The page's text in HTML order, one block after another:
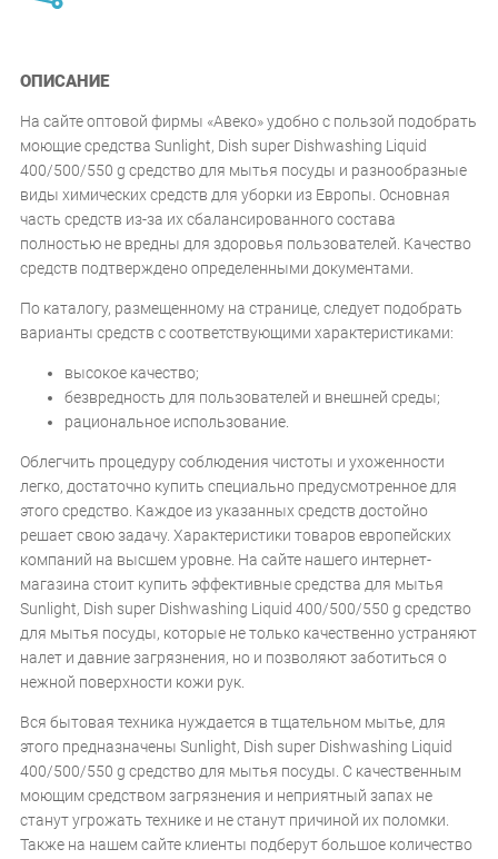
ОПИСАНИЕ
На сайте оптовой фирмы «Авеко» удобно с пользой подобрать
моющие средства Sunlight, Dish super Dishwashing Liquid
400/500/550 g средство для мытья посуды и разнообразные
виды химических средств для уборки из Европы. Основная
часть средств из-за их сбалансированного состава
полностью не вредны для здоровья пользователей. Качество
средств подтверждено определенными документами.
По каталогу, размещенному на странице, следует подобрать
варианты средств с соответствующими характеристиками:
высокое качество;
безвредность для пользователей и внешней среды;
рациональное использование.
Облегчить процедуру соблюдения чистоты и ухоженности
легко, достаточно купить специально предусмотренное для
этого средство. Каждое из указанных средств достойно
решает свою задачу. Характеристики товаров европейских
компаний на высшем уровне. На сайте нашего интернет-
магазина стоит купить эффективные средства для мытья
Sunlight, Dish super Dishwashing Liquid 400/500/550 g средство
для мытья посуды, которые не только качественно устраняют
налет и давние загрязнения, но и позволяют заботиться о
нежной поверхности кожи рук.
Вся бытовая техника нуждается в тщательном мытье, для
этого предназначены Sunlight, Dish super Dishwashing Liquid
400/500/550 g средство для мытья посуды. С качественным
моющим средством загрязнения и неприятный запах не
станут угрожать технике и не станут причиной их поломки.
Также на нашем сайте клиенты подберут большое количество